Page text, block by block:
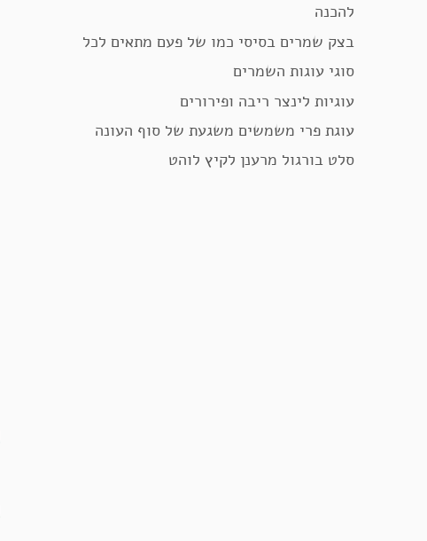
להכנה
בצק שמרים בסיסי כמו של פעם מתאים לכל
סוגי עוגות השמרים
עוגיות לינצר ריבה ופירורים
עוגת פרי משמשים משגעת של סוף העונה
סלט בורגול מרענן לקיץ לוהט